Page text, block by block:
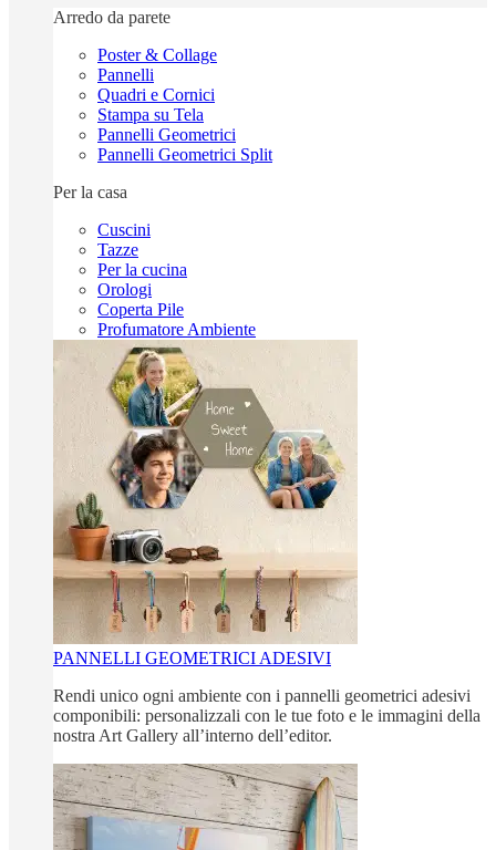
Arredo da parete
Poster & Collage
Pannelli
Quadri e Cornici
Stampa su Tela
Pannelli Geometrici
Pannelli Geometrici Split
Per la casa
Cuscini
Tazze
Per la cucina
Orologi
Coperta Pile
Profumatore Ambiente
PANNELLI GEOMETRICI ADESIVI
Rendi unico ogni ambiente con i pannelli geometrici adesivi
componibili: personalizzali con le tue foto e le immagini della
nostra Art Gallery all’interno dell’editor.